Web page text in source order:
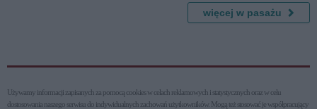
więcej w pasażu
Używamy informacji zapisanych za pomocą cookies w celach reklamowych i statystycznych oraz w celu
dostosowania naszego serwisu do indywidualnych zachowań użytkowni­ków. Mogą też stosować je współpracujący